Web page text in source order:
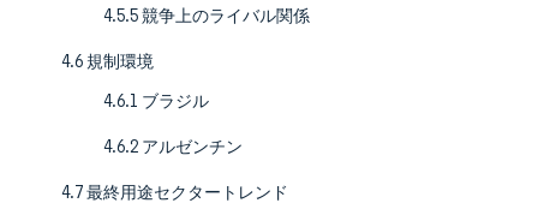
4.5.5 競争上のライバル関係
4.6 規制環境
4.6.1 ブラジル
4.6.2 アルゼンチン
4.7 最終用途セクタートレンド